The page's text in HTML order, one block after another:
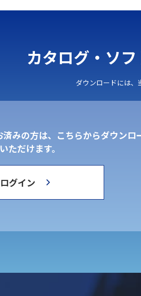
カタログ・ソ
ダウンロードには、
みの方は、こちらからダウンロ
ただけます。
ログイン